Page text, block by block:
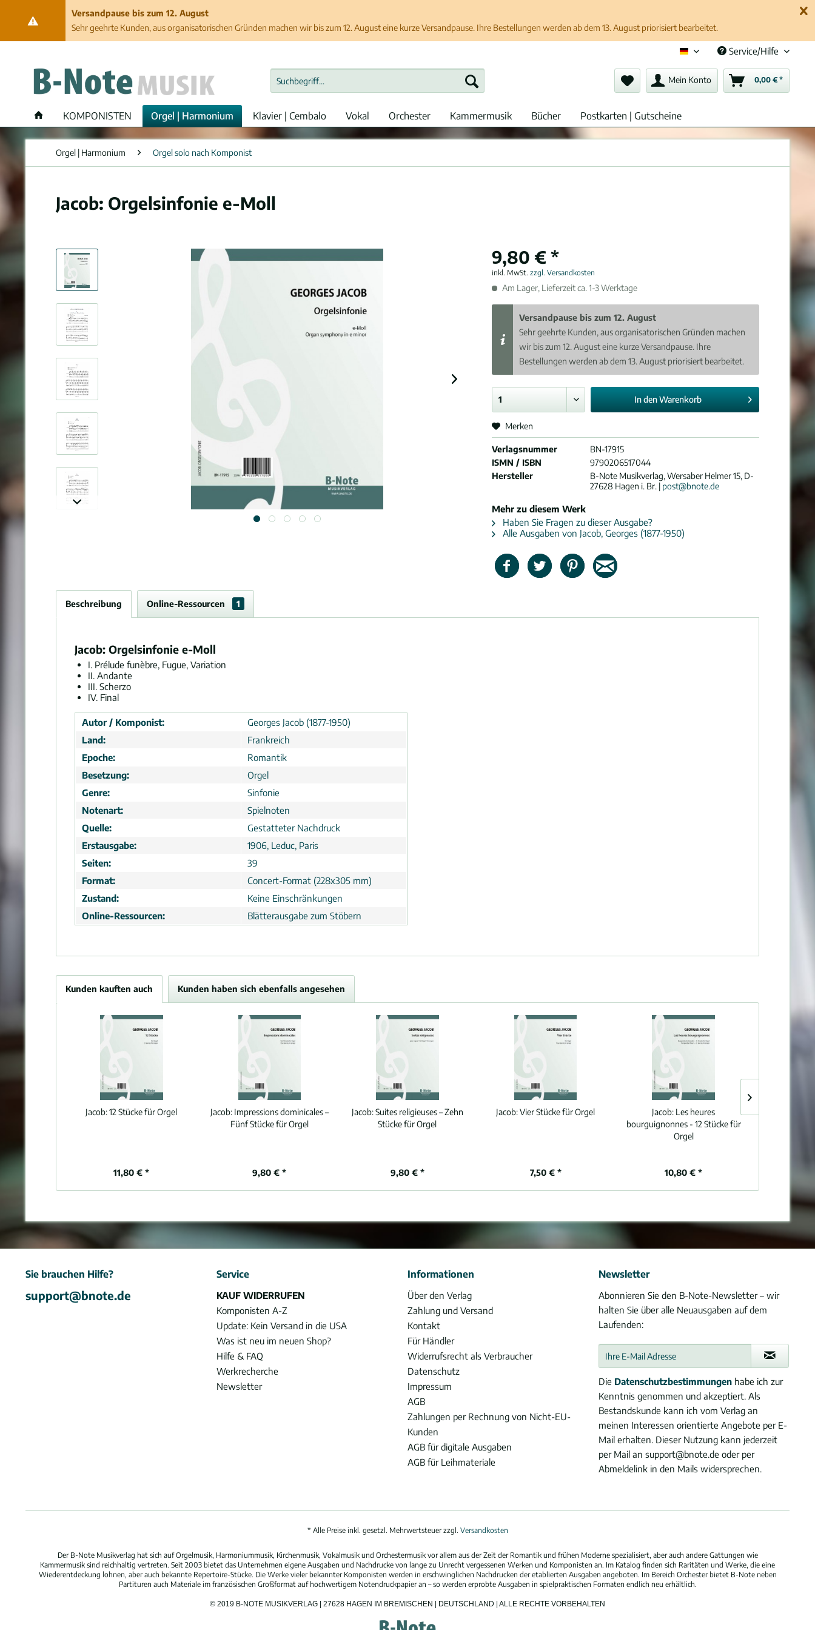
Versandpause bis zum 12. August
Sehr geehrte Kunden, aus organisatorischen Gründen machen wir bis zum 12. August eine kurze Versandpause. Ihre Bestellungen werden ab dem 13. August priorisiert bearbeitet.
Deutsch (de)
Service/Hilfe
Mein Konto 0,00 € *
KOMPONISTEN Orgel | Harmonium Klavier | Cembalo Vokal Orchester Kammermusik Bücher Postkarten | Gutscheine
Orgel | Harmonium Orgel solo nach Komponist
Jacob: Orgelsinfonie e-Moll
9,80 € *
inkl. MwSt.zzgl. Versandkosten
Am Lager, Lieferzeit ca. 1-3 Werktage
Versandpause bis zum 12. August
Sehr geehrte Kunden, aus organisatorischen Gründen machen
wir bis zum 12. August eine kurze Versandpause. Ihre
Bestellungen werden ab dem 13. August priorisiert bearbeitet.
In denWarenkorb
Merken
Verlagsnummer
BN-17915
ISMN / ISBN
9790206517044
Hersteller
B-Note Musikverlag, Wersaber Helmer 15, D-
27628 Hagen i. Br. | post@bnote.de
Mehr zu diesem Werk
Haben Sie Fragen zu dieser Ausgabe?
Alle Ausgaben von Jacob, Georges (1877-1950)
Beschreibung Online-Ressourcen 1
Jacob: Orgelsinfonie e-Moll
I. Prélude funèbre, Fugue, Variation
II. Andante
III. Scherzo
IV. Final
Autor / Komponist:
Georges Jacob (1877-1950)
Land:
Frankreich
Epoche:
Romantik
Besetzung:
Orgel
Genre:
Sinfonie
Notenart:
Spielnoten
Quelle:
Gestatteter Nachdruck
Erstausgabe:
1906, Leduc, Paris
Seiten:
39
Format:
Concert-Format (228x305 mm)
Zustand:
Keine Einschränkungen
Online-Ressourcen:
Blätterausgabe zum Stöbern
Kunden kauften auch Kunden haben sich ebenfalls angesehen
Jacob:12 Stücke für Orgel
11,80 € *
Jacob: Impressions dominicales –
Fünf Stücke für Orgel
9,80 € *
Jacob:Suites religieuses – Zehn
Stücke für Orgel
9,80 € *
Jacob:Vier Stücke für Orgel
7,50 € *
Jacob: Les heures
bourguignonnes - 12 Stücke für
Orgel
10,80 € *
Sie brauchen Hilfe?
support@bnote.de
Service
KAUF WIDERRUFEN
Komponisten A-Z
Update: Kein Versand in die USA
Was ist neu im neuen Shop?
Hilfe & FAQ
Werkrecherche
Newsletter
Informationen
Über den Verlag
Zahlung und Versand
Kontakt
Für Händler
Widerrufsrecht als Verbraucher
Datenschutz
Impressum
AGB
Zahlungen per Rechnung von Nicht-EU-
Kunden
AGB für digitale Ausgaben
AGB für Leihmateriale
Newsletter
Abonnieren Sie den B-Note-Newsletter – wir
halten Sie über alle Neuausgaben auf dem
Laufenden:
Die Datenschutzbestimmungen habe ich zur
Kenntnis genommen und akzeptiert. Als
Bestandskunde kann ich vom Verlag an
meinen Interessen orientierte Angebote per E-
Mail erhalten. Dieser Nutzung kann jederzeit
per Mail an support@bnote.de oder per
Abmeldelink in den Mails widersprechen.
* Alle Preise inkl. gesetzl. Mehrwertsteuer zzgl. Versandkosten
Der B-Note Musikverlag hat sich auf Orgelmusik, Harmoniummusik, Kirchenmusik, Vokalmusik und Orchestermusik vor allem aus der Zeit der Romantik und frühen Moderne spezialisiert, aber auch andere Gattungen wie
Kammermusik sind reichhaltig vertreten. Seit 2003 bietet das Unternehmen eigene Ausgaben und Nachdrucke von lange zu Unrecht vergessenen Werken und Komponisten an. Im Katalog finden sich Raritäten und Werke, die eine
Wiederentdeckung lohnen, aber auch bekannte Repertoire-Stücke. Die Werke vieler bekannter Komponisten werden in erschwinglichen Nachdrucken der etablierten Ausgaben angeboten. Im Bereich Orchester bietet B-Note neben
Partituren auch Materiale im französischen Großformat auf hochwertigem Notendruckpapier an – so werden erprobte Ausgaben in spielpraktischen Formaten endlich neu erhältlich.
© 2019 B-NOTE MUSIKVERLAG | 27628 HAGEN IM BREMISCHEN | DEUTSCHLAND | ALLE RECHTE VORBEHALTEN